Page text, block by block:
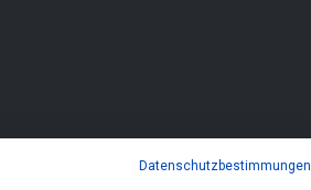
Datenschutzbestimmungen